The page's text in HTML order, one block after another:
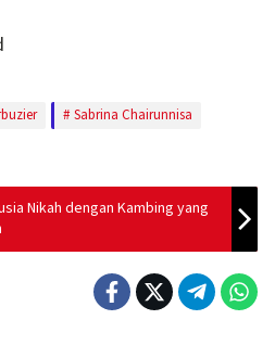
Sabrina Chairunnisa
Nikah dengan Kambing yang